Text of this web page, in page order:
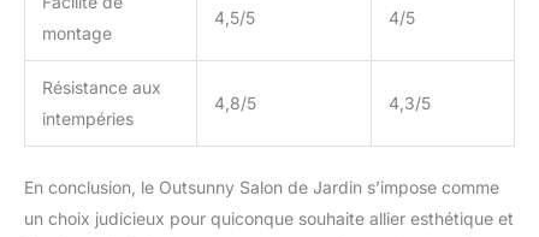
montage
4,5/5 4/5
Résistance aux
intempéries
4,8/5 4,3/5
En conclusion, le Outsunny Salon de Jardin s’impose comme
un choix judicieux pour quiconque souhaite allier esthétique et